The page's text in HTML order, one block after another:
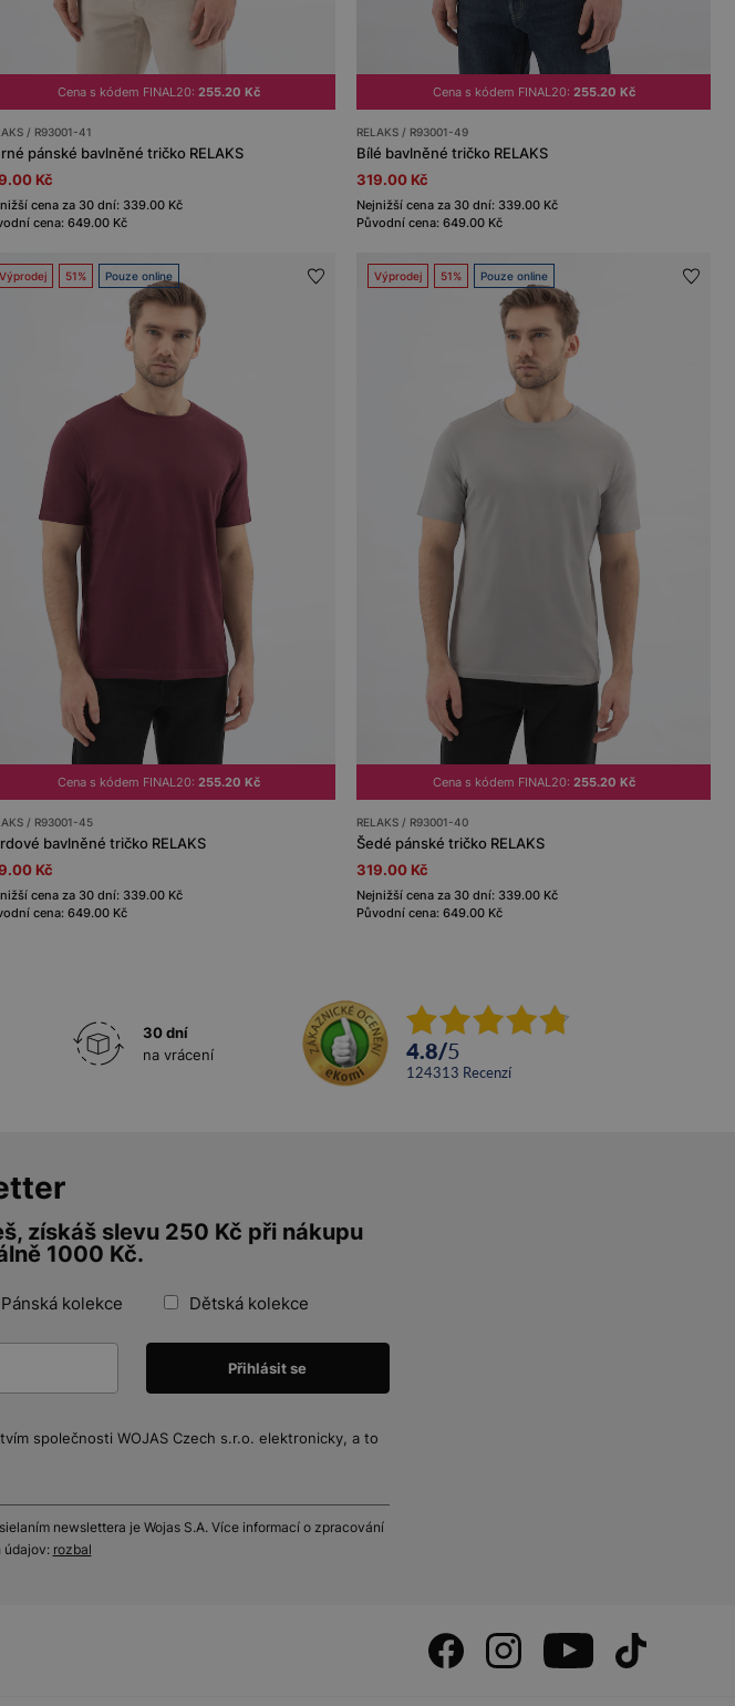
Cena s kódem FINAL20: 255.20 Kč
/ R93001-41
pánské bavlněné tričko RELAKS
Kč
cena za 30 dní: 339.00 Kč
cena: 649.00 Kč
Cena s kódem FINAL20: 255.20 Kč
RELAKS / R93001-49
Bílé bavlněné tričko RELAKS
319.00 Kč
Nejnižší cena za 30 dní: 339.00 Kč
Původní cena: 649.00 Kč
Výprodej 51% Pouze online
Cena s kódem FINAL20: 255.20 Kč
/ R93001-45
bavlněné tričko RELAKS
Kč
cena za 30 dní: 339.00 Kč
cena: 649.00 Kč
Výprodej 51% Pouze online
Cena s kódem FINAL20: 255.20 Kč
RELAKS / R93001-40
Šedé pánské tričko RELAKS
319.00 Kč
Nejnižší cena za 30 dní: 339.00 Kč
Původní cena: 649.00 Kč
30 dní
na vrácení
4.8/5
124313 recenzí
získáš slevu 250 Kč při nákupu
1000 Kč.
Pánská kolekce Dětská kolekce
společnosti WOJAS Czech s.r.o. elektronicky, a to
newslettera je Wojas S.A. Více informací o zpracování
údajov: rozbal